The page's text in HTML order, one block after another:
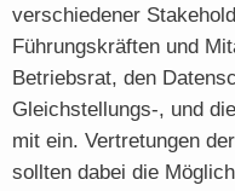
verschiedener
Führungskräften und
Betriebsrat, den
Gleichstellungs-, und
mit ein. Vertretungen
sollten dabei die